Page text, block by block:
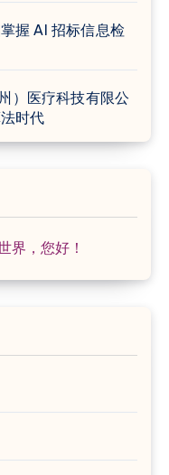
握 AI 招标信息检
）医疗科技有限公
时代
界，您好！